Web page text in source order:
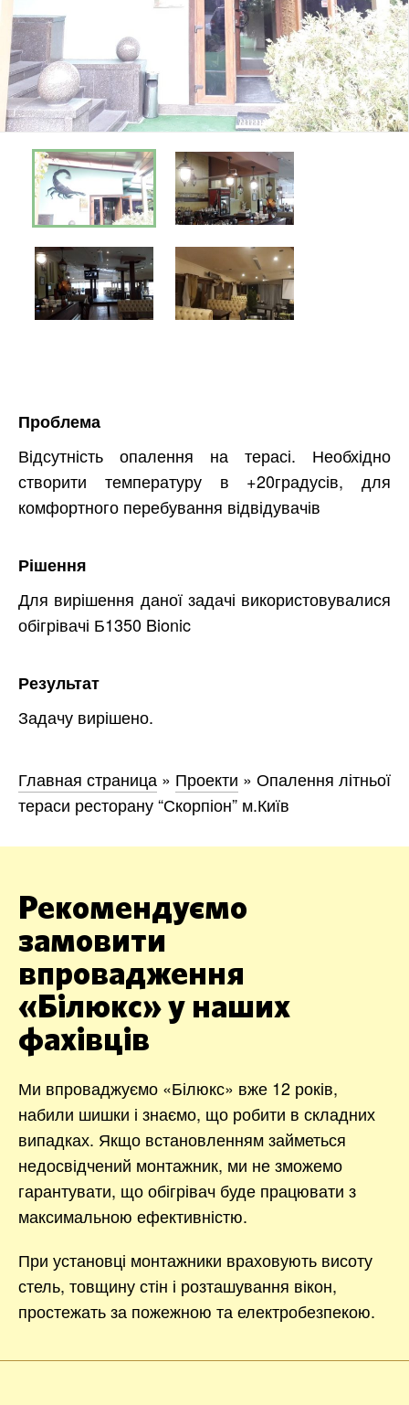
Проблема
Відсутність опалення на терасі. Необхідно
створити температуру в +20градусів, для
комфортного перебування відвідувачів
Рішення
Для вирішення даної задачі використовувалися
обігрівачі Б1350 Bionic
Результат
Задачу вирішено.
Главная страница » Проекти » Опалення літньої
тераси ресторану “Скорпіон” м.Київ
Рекомендуємо
замовити
впровадження
«Білюкс» у наших
фахівців
Ми впроваджуємо «Білюкс» вже 12 років,
набили шишки і знаємо, що робити в складних
випадках. Якщо встановленням займеться
недосвідчений монтажник, ми не зможемо
гарантувати, що обігрівач буде працювати з
максимальною ефективністю.
При установці монтажники враховують висоту
стель, товщину стін і розташування вікон,
простежать за пожежною та електробезпекою.